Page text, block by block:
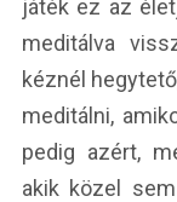
játék ez az
meditálva
kéznél
meditálni,
pedig azért,
akik közel